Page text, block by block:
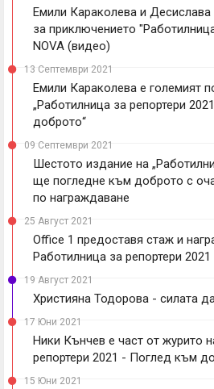
Емили Караколева и Десислава
за приключението
NOVA (видео)
13 Септември 2021
Емили Караколева е големият
„Работилница за репортери
доброто“
09 Септември 2021
Шестото издание на
ще погледне към доброто с
по награждаване
25 Август 2021
Office 1 предоставя стаж и
Работилница за репортери 2021
19 Август 2021
Християна Тодорова - силата
17 Юни 2021
Ники Кънчев е част от журито
репортери 2021 - Поглед към
15 Юни 2021